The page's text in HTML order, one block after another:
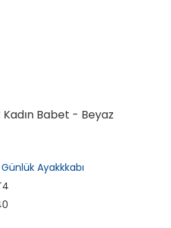
Babet - Beyaz
Günlük Ayakkkabı